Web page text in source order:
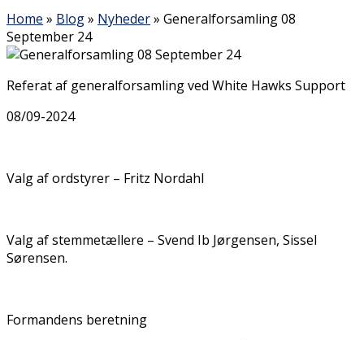
Home » Blog» Nyheder» Generalforsamling 08
September 24
Referat af generalforsamling ved White Hawks Support
08/09-2024
Valg af ordstyrer – Fritz Nordahl
Valg af stemmetællere – Svend Ib Jørgensen, Sissel
Sørensen.
Formandens beretning